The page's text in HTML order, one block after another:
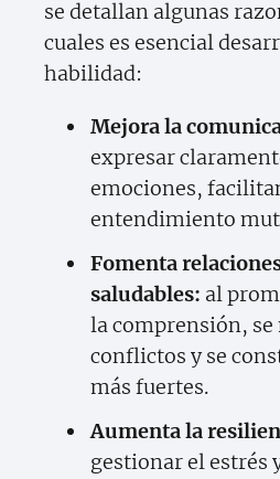
se detallan algunas
cuales es esencial
habilidad:
Mejora la
expresar
emociones,
entendimiento
Fomenta
saludables: al
la comprensión,
conflictos y se
más fuertes.
Aumenta la
gestionar el estrés